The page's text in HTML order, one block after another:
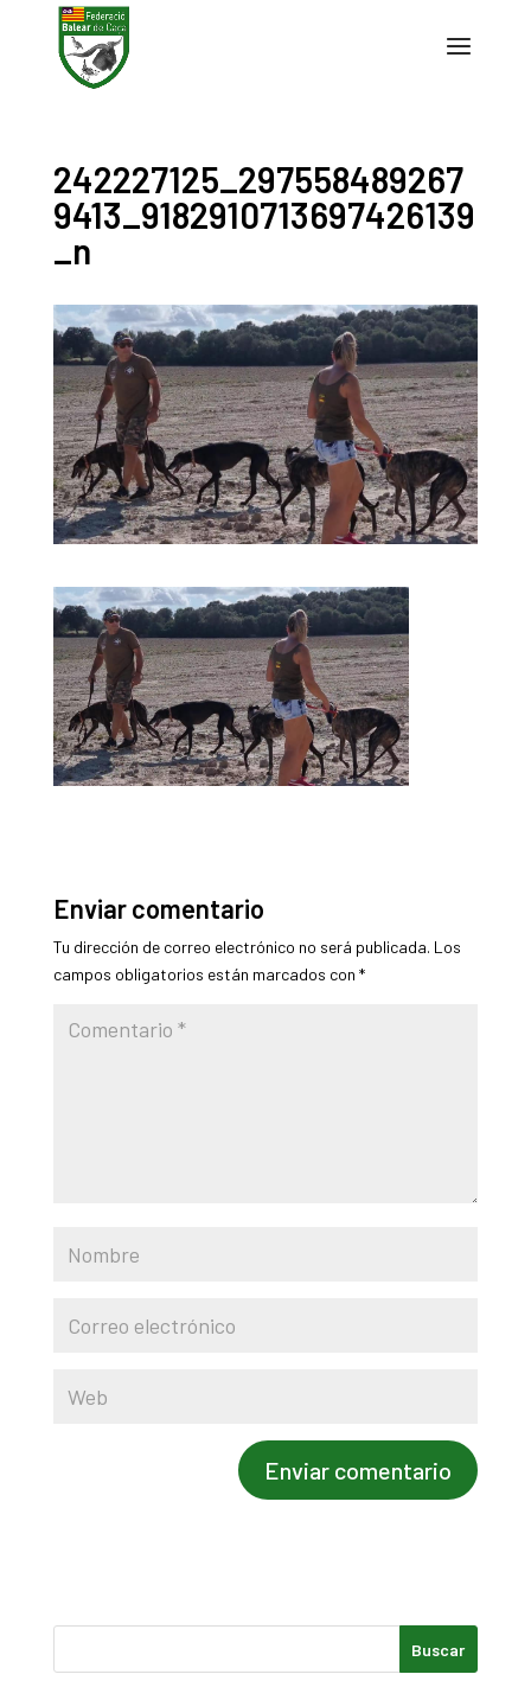
242227125_297558489267
9413_9182910713697426139
_n
Enviar comentario
Tu dirección de correo electrónico no será publicada. Los
campos obligatorios están marcados con *